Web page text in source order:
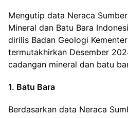
Mengutip data Neraca
Mineral dan Batu Bara
dirilis Badan Geologi
termutakhirkan Desember
cadangan mineral dan batu
1. Batu Bara
Berdasarkan data Neraca